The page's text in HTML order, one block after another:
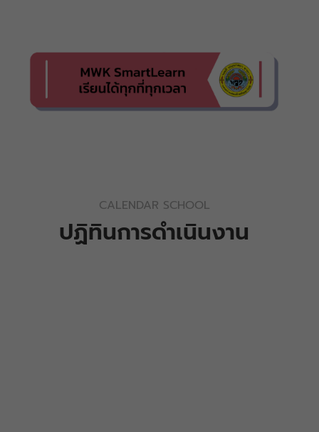
CALENDAR SCHOOL
ปฏิทินการดำเนินงาน